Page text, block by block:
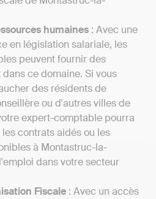
humaines : Avec une
en législation salariale, les
peuvent fournir des
ce domaine. Si vous
des résidents de
ou d'autres villes de
expert-comptable pourra
contrats aidés ou les
à Montastruc-la-
dans votre secteur
Fiscale : Avec un accès